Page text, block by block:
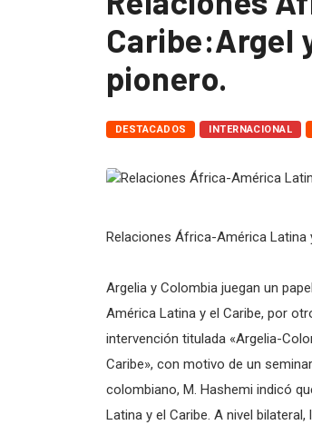
Caribe:Argel
pionero.
DESTACADOS INTERNACIONAL
Relaciones África-América Latina
Argelia y Colombia juegan un
América Latina y el Caribe, por
intervención titulada «Argelia-
Caribe», con motivo de un
colombiano, M. Hashemi indicó
Latina y el Caribe. A nivel